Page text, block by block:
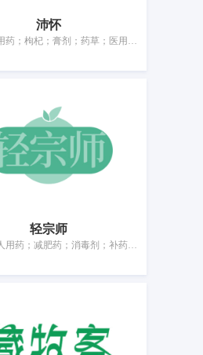
沛怀
人参；人用药；枸杞；膏剂；药草；医用营养品；营养补充剂；空气除臭剂；婴儿尿布；宠物尿布
轻宗师
中药材；人用药；减肥药；消毒剂；补药；贴剂；医用营养品；杀虫剂；医用敷料；消毒纸巾